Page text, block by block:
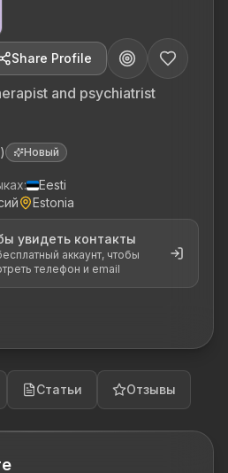
Share Profile
and psychiatrist
) Новый
:
Eesti
Estonia
увидеть контакты
аккаунт, чтобы
телефон и email
Статьи Отзывы